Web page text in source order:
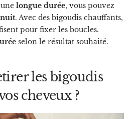
longue durée, vous pouvez
nuit. Avec des bigoudis chauffants,
pour fixer les boucles.
selon le résultat souhaité.
les bigoudis
cheveux ?